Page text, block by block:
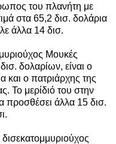
του πλανήτη με
στα 65,2 δισ. δολάρια
άλλα 14 δισ.
Μουκές
δολαρίων, είναι ο
και ο πατριάρχης της
Το μερίδιό του στην
προσθέσει άλλα 15 δισ.